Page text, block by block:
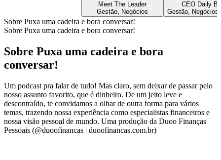
Meet The Leader
Gestão, Negócios
CEO Daily
Gestão,
Sobre Puxa uma cadeira e bora conversar!
Sobre Puxa uma cadeira e bora conversar!
Sobre Puxa uma cadeira e bora
conversar!
Um podcast pra falar de tudo! Mas claro, sem deixar de passar pelo
nosso assunto favorito, que é dinheiro. De um jeito leve e
descontraído, te convidamos a olhar de outra forma para vários
temas, trazendo nossa experiência como especialistas financeiros e
nossa visão pessoal de mundo. Uma produção da Duoo Finanças
Pessoais (@duoofinancas | duoofinancas.com.br)